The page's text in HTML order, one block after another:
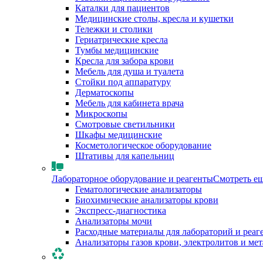
Каталки для пациентов
Медицинские столы, кресла и кушетки
Тележки и столики
Гериатрические кресла
Тумбы медицинские
Кресла для забора крови
Мебель для душа и туалета
Стойки под аппаратуру
Дерматоскопы
Мебель для кабинета врача
Микроскопы
Смотровые светильники
Шкафы медицинские
Косметологическое оборудование
Штативы для капельниц
Лабораторное оборудование и реагентыСмотреть
Гематологические анализаторы
Биохимические анализаторы крови
Экспресс-диагностика
Анализаторы мочи
Расходные материалы для лабораторий и
Анализаторы газов крови, электролитов и